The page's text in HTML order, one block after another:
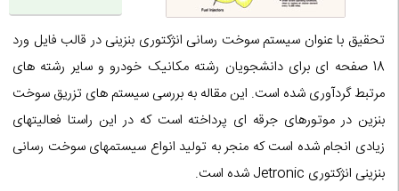
تحقیق با عنوان سیستم سوخت رسانی انژکتوری بنزینی در قالب فایل ورد
18 صفحه ای برای دانشجویان رشته مکانیک خودرو و سایر رشته های
مرتبط گردآوری شده است. این مقاله به بررسی سیستم های تزریق سوخت
بنزین در موتورهای جرقه ای پرداخته است که در این راستا فعالیتهای
زیادی انجام شده است که منجر به تولید انواع سیستمهای سوخت رسانی
بنزینی انژکتوری Jetronic شده است.